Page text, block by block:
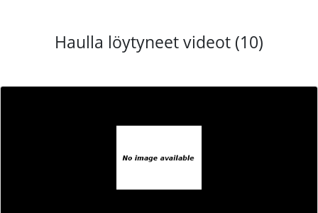
Haulla löytyneet videot (10)